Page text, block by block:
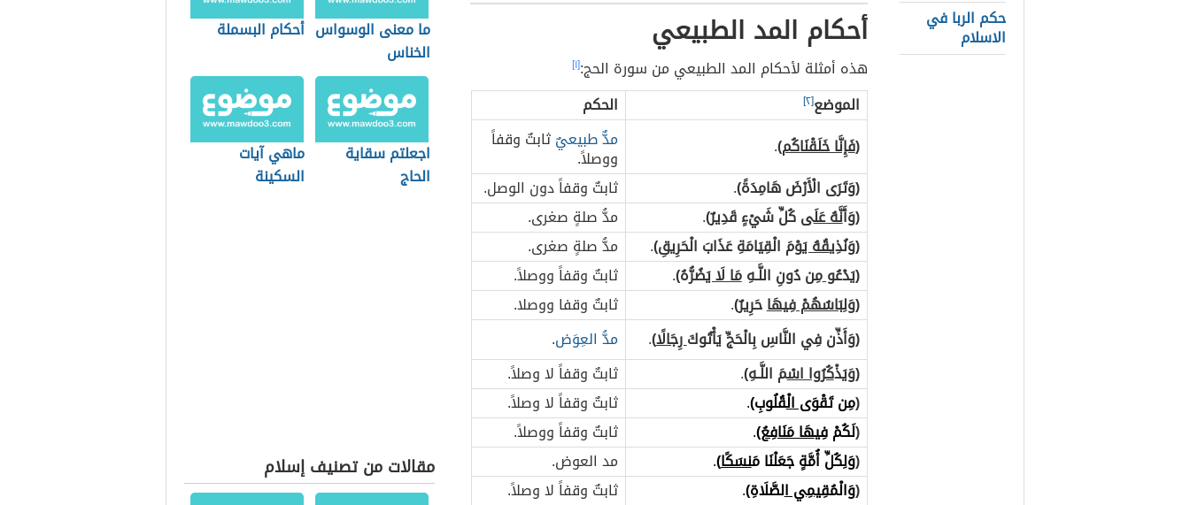
حكم الربا في
الاسلام أحكام المد الطبيعي
هذه أمثلة لأحكام المد الطبيعي من سورة الحج:[١]
الموضع[٢]
الحكم
(فَإِنَّا خَلَقْنَاكُم)
. مدٌّ طبيعيٌثابتٌ وقفاً
ووصلاً.
(وَتَرَى الْأَرْضَ هَامِدَةً).
ثابتٌ وقفاً دون الوصل.
(وَأَنَّهُ عَلَى كُلِّ شَيْءٍ قَدِيرٌ).
مدُّ صلةٍ صغرى.
(وَنُذِيقُهُ يَوْمَ الْقِيَامَةِ عَذَابَ الْحَرِيقِ).
مدُّ صلةٍ صغرى.
(يَدْعُومِن دُونِ اللَّـهِمَا لَا يَضُرُّهُ).
ثابتٌ وقفاً ووصلاً.
(وَلِبَاسُهُمْ فِيهَاحَرِيرٌ).
ثابتٌ وقفا ووصلا.
(وَأَذِّن فِي النَّاسِ بِالْحَجِّ يَأْتُوكَرِجَالًا)
. مدُّ العِوَض.
(وَيَذْكُرُوا اسْمَ اللَّـهِ).
ثابتٌ وقفاً لا وصلاً.
(مِن تَقْوَى الْقُلُوبِ).
ثابتٌ وقفاً لا وصلاً.
(لَكُمْ فِيهَا مَنَافِعُ)
.
ثابتٌ وقفاً ووصلاً.
(وَلِكُلِّ أُمَّةٍ جَعَلْنَا مَنسَكًا)
.
مد العوض.
(وَالْمُقِيمِي الصَّلَاةِ).
ثابتٌ وقفاً لا وصلاً.
ما معنى الوسواس
الخناس
أحكام البسملة
اجعلتم سقاية
الحاج
ماهي آيات
السكينة
مقالات من تصنيف إسلام